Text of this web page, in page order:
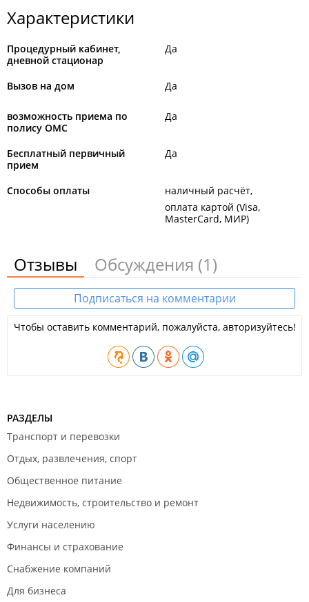
Характеристики
Процедурный кабинет,
дневной стационар
Да
Вызов на дом Да
возможность приема по
полису ОМС
Да
Бесплатный первичный
прием
Да
Способы оплаты
наличный расчёт
оплата картой (Visa,
MasterCard, МИР)
Отзывы Обсуждения (1)
Подписаться на комментарии
Чтобы оставить комментарий, пожалуйста, авторизуйтесь!
РАЗДЕЛЫ
Транспорт и перевозки
Отдых, развлечения, спорт
Общественное питание
Недвижимость, строительство и ремонт
Услуги населению
Финансы и страхование
Снабжение компаний
Для бизнеса